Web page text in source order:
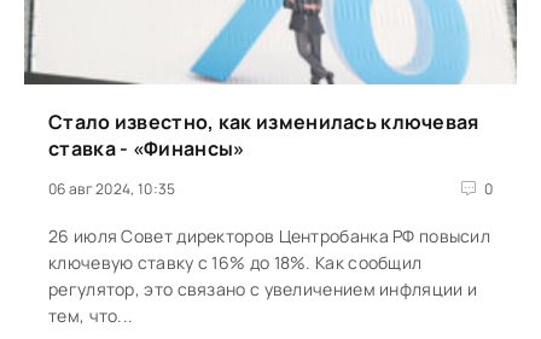
Стало известно, как изменилась ключевая
ставка - «Финансы»
06 авг 2024, 10:35 0
26 июля Совет директоров Центробанка РФ повысил
ключевую ставку с 16% до 18%. Как сообщил
регулятор, это связано с увеличением инфляции и
тем, что...